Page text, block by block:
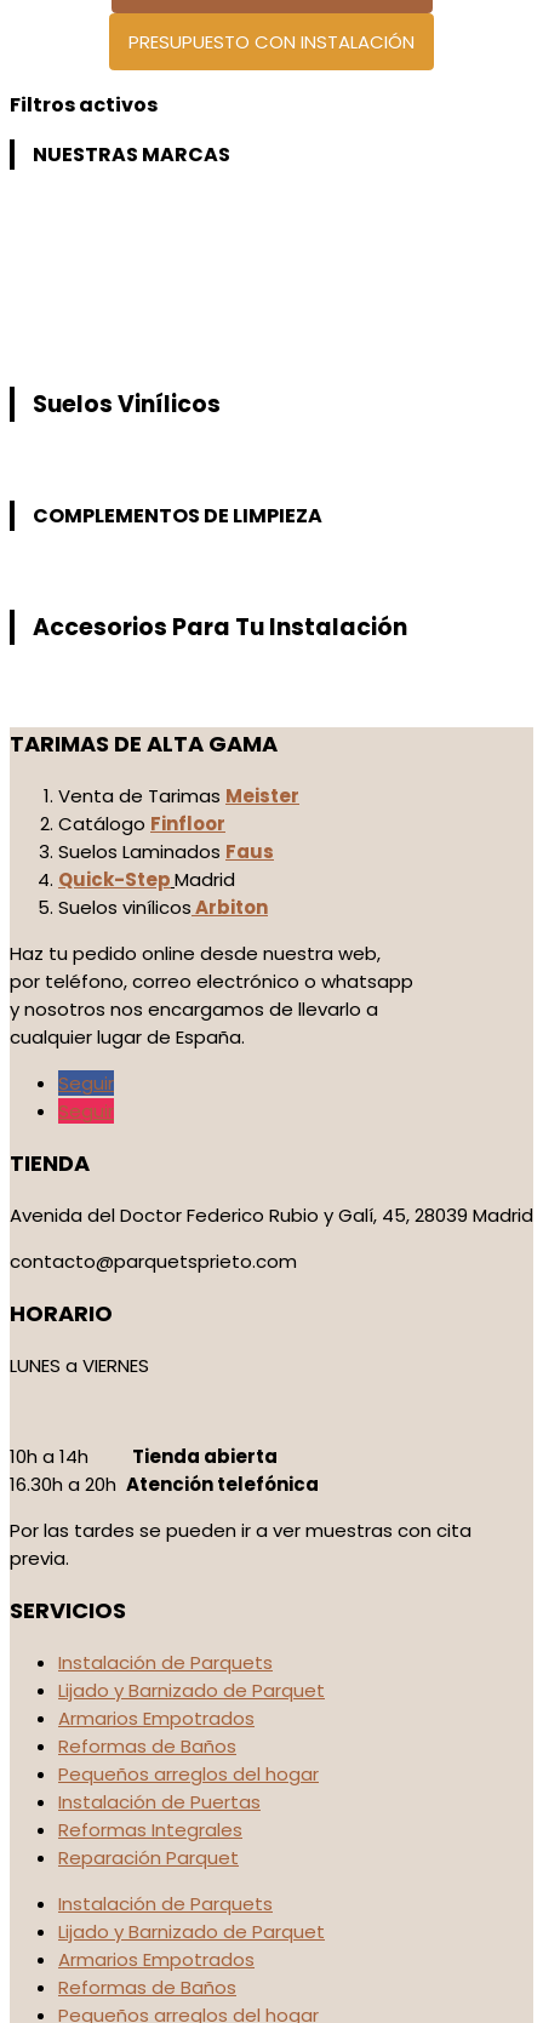
PRESUPUESTO CON INSTALACIÓN
Filtros activos
NUESTRAS MARCAS
Suelos Vinílicos
COMPLEMENTOS DE LIMPIEZA
Accesorios Para Tu Instalación
TARIMAS DE ALTA GAMA
Venta de Tarimas Meister
Catálogo Finfloor
Suelos Laminados Faus
Quick-StepMadrid
Suelos vinílicosArbiton
Haz tu pedido online desde nuestra web,
por teléfono, correo electrónico o whatsapp
y nosotros nos encargamos de llevarlo a
cualquier lugar de España.
Seguir
Seguir
TIENDA
Avenida del Doctor Federico Rubio y Galí, 45, 28039 Madrid
contacto@parquetsprieto.com
HORARIO
LUNES a VIERNES
10h a 14h Tienda abierta
16.30h a 20h Atención telefónica
Por las tardes se pueden ir a ver muestras con cita
previa.
SERVICIOS
Instalación de Parquets
Lijado y Barnizado de Parquet
Armarios Empotrados
Reformas de Baños
Pequeños arreglos del hogar
Instalación de Puertas
Reformas Integrales
Reparación Parquet
Instalación de Parquets
Lijado y Barnizado de Parquet
Armarios Empotrados
Reformas de Baños
Pequeños arreglos del hogar